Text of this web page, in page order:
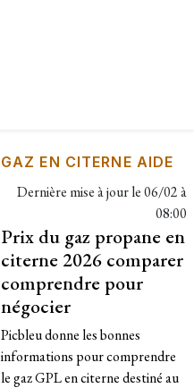
GAZ EN CITERNE AIDE
Dernière mise à jour le06/02 à
08:00
Prix du gaz propane en
citerne 2026 comparer
comprendre pour
négocier
Picbleu donne les bonnes
informations pour comprendre
le gaz GPL en citerne destiné au